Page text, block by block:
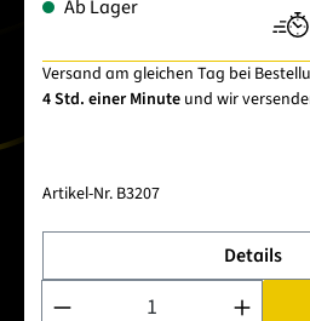
Ab Lager
Versand am gleichen Tag bei
4 Std. einer Minute und wir
Artikel-Nr. B3207
Details
Produkt Anzahl: Gib den